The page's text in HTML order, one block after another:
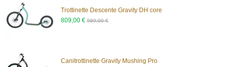
Trottinette Descente Gravity DH core
809,00 € 989,00 €
Canitrottinette Gravity Mushing Pro